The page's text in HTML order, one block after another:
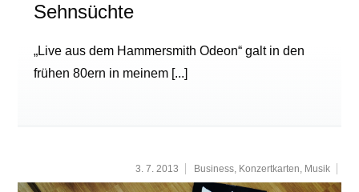
Sehnsüchte
„Live aus dem Hammersmith Odeon“ galt in den
frühen 80ern in meinem [...]
3. 7. 2013 Business, Konzertkarten, Musik